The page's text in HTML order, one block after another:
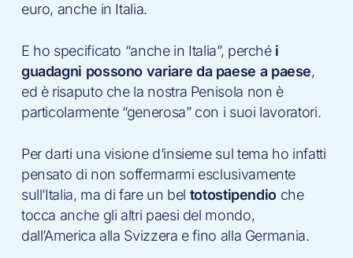
euro, anche in Italia.
E ho specificato “anche in Italia”, perché i
guadagni possono variare da paese a paese,
ed è risaputo che la nostra Penisola non è
particolarmente “generosa” con i suoi lavoratori.
Per darti una visione d’insieme sul tema ho infatti
pensato di non soffermarmi esclusivamente
sull’Italia, ma di fare un bel totostipendio che
tocca anche gli altri paesi del mondo,
dall’America alla Svizzera e fino alla Germania.